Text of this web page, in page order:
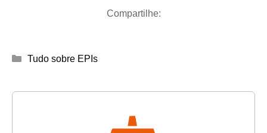
Compartilhe:
Categorias
Tudo sobre EPIs